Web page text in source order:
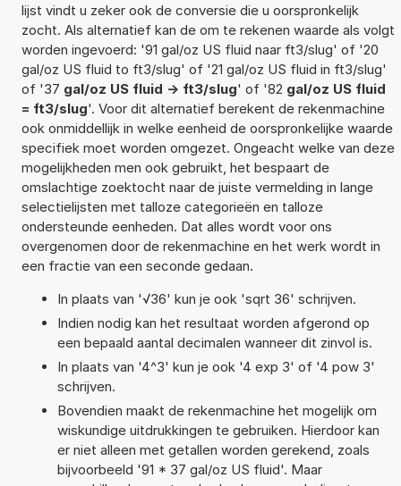
lijst vindt u zeker ook de conversie die u oorspronkelijk
zocht. Als alternatief kan de om te rekenen waarde als volgt
worden ingevoerd: '91 gal/oz US fluid naar ft3/slug' of '20
gal/oz US fluid to ft3/slug' of '21 gal/oz US fluid in ft3/slug'
of '37 gal/oz US fluid -> ft3/slug' of '82 gal/oz US fluid
= ft3/slug'. Voor dit alternatief berekent de rekenmachine
ook onmiddellijk in welke eenheid de oorspronkelijke waarde
specifiek moet worden omgezet. Ongeacht welke van deze
mogelijkheden men ook gebruikt, het bespaart de
omslachtige zoektocht naar de juiste vermelding in lange
selectielijsten met talloze categorieën en talloze
ondersteunde eenheden. Dat alles wordt voor ons
overgenomen door de rekenmachine en het werk wordt in
een fractie van een seconde gedaan.
In plaats van '√36' kun je ook 'sqrt 36' schrijven.
Indien nodig kan het resultaat worden afgerond op
een bepaald aantal decimalen wanneer dit zinvol is.
In plaats van '4^3' kun je ook '4 exp 3' of '4 pow 3'
schrijven.
Bovendien maakt de rekenmachine het mogelijk om
wiskundige uitdrukkingen te gebruiken. Hierdoor kan
er niet alleen met getallen worden gerekend, zoals
bijvoorbeeld '91 * 37 gal/oz US fluid'. Maar